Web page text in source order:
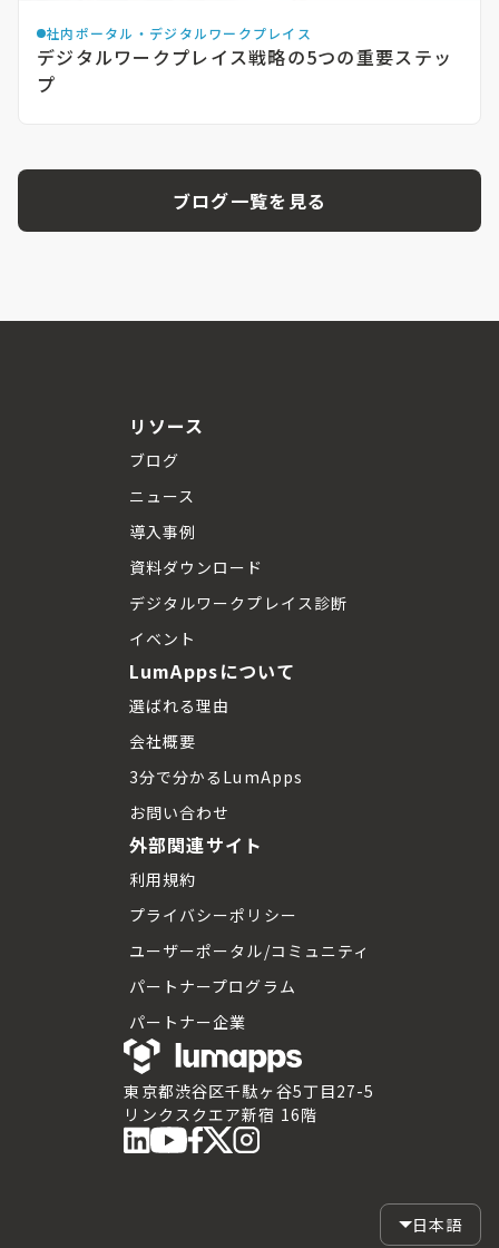
デジタルワークプレイス戦略の5つの重要ステッ
プ
社内ポータル・デジタルワークプレイス
ブログ一覧を見る
東京都渋谷区千駄ヶ谷5丁目27-5
リンクスクエア新宿 16階
リソース
ブログ
ニュース
導入事例
資料ダウンロード
デジタルワークプレイス診断
イベント
LumAppsについて
選ばれる理由
会社概要
3分で分かるLumApps
お問い合わせ
外部関連サイト
利用規約
プライバシーポリシー
ユーザーポータル/コミュニティ
パートナープログラム
パートナー企業
日本語